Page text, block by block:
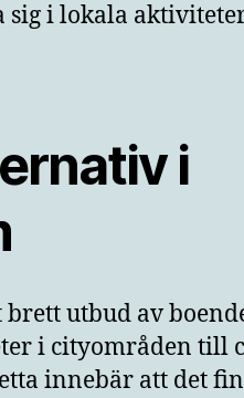
sig i lokala
i
brett utbud av
i cityområden till
innebär att det